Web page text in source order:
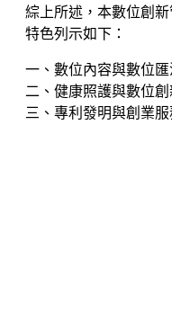
綜上所述，本數位創
特色列示如下：
一、數位內容與數位
二、健康照護與數位
三、專利發明與創業